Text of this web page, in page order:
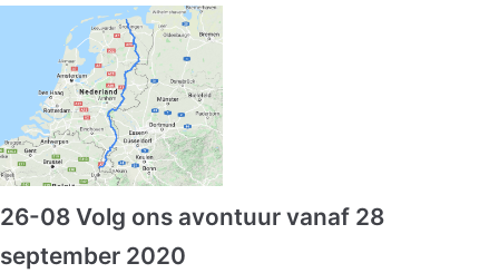
26-08 Volg ons avontuur vanaf 28
september 2020